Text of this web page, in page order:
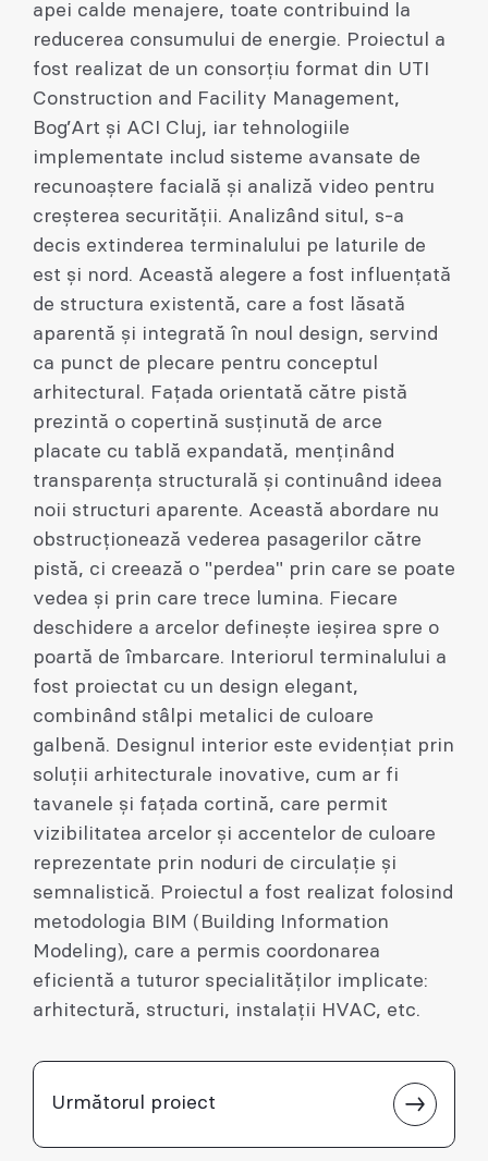
apei calde menajere, toate contribuind la
reducerea consumului de energie. Proiectul a
fost realizat de un consorțiu format din UTI
Construction and Facility Management,
Bog’Art și ACI Cluj, iar tehnologiile
implementate includ sisteme avansate de
recunoaștere facială și analiză video pentru
creșterea securității. Analizând situl, s-a
decis extinderea terminalului pe laturile de
est și nord. Această alegere a fost influențată
de structura existentă, care a fost lăsată
aparentă și integrată în noul design, servind
ca punct de plecare pentru conceptul
arhitectural. Fațada orientată către pistă
prezintă o copertină susținută de arce
placate cu tablă expandată, menținând
transparența structurală și continuând ideea
noii structuri aparente. Această abordare nu
obstrucționează vederea pasagerilor către
pistă, ci creează o "perdea" prin care se poate
vedea și prin care trece lumina. Fiecare
deschidere a arcelor definește ieșirea spre o
poartă de îmbarcare. Interiorul terminalului a
fost proiectat cu un design elegant,
combinând stâlpi metalici de culoare
galbenă. Designul interior este evidențiat prin
soluții arhitecturale inovative, cum ar fi
tavanele și fațada cortină, care permit
vizibilitatea arcelor și accentelor de culoare
reprezentate prin noduri de circulație și
semnalistică. Proiectul a fost realizat folosind
metodologia BIM (Building Information
Modeling), care a permis coordonarea
eficientă a tuturor specialităților implicate:
arhitectură, structuri, instalații HVAC, etc.
Următorul proiect